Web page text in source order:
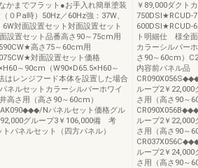
かまでフラット●お手入れ簡単塗装
０Pa時）50Hz／60Hz強：37W、
対面設置セット対面設置セット
設置セット品番高さ90～75cm用
高さ75～60cm用
対面設置セット価格
～90cm（W90×D65.5×H60～
レンジフード本体を設置した場合
ネルセットカラーシルバーホワイ
高さ用（高さ90～60cm）
Nパネルセット価格グル
グループ3￥106,000備 考
パネルセット（四方パネル）
￥89,000ダクト
750DSI★RCUD-
600DSI★RCUD-
ト明細仕 様全
カラーシルバー
さ90～60cm）
内容前パネル品
ループ2￥
さ用（高さ90～
ループ2￥
さ用（高さ90～
ループ2￥
さ用（高さ90～